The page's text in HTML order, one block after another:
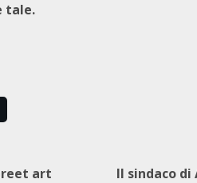
tale.
art
Il sindaco